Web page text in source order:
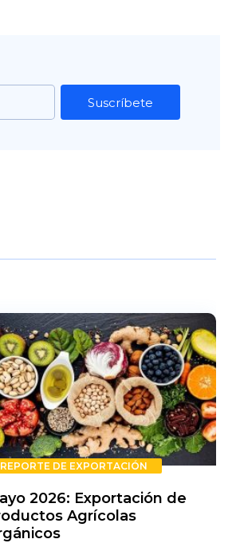
Suscríbete
REPORTE DE EXPORTACIÓN
2026: Exportación de
Agrícolas